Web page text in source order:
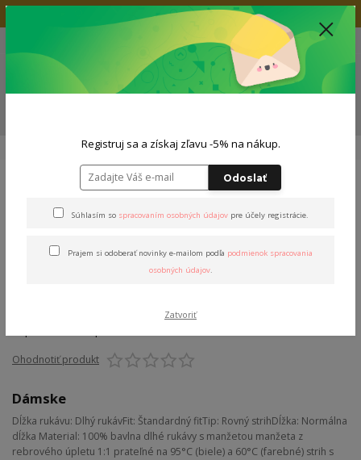
Doprava zadarmo nad 80€
0
0,00 EUR
Dámske tričká Tričko "Stašák"
Tričko "Stašák"
Ohodnotiť produkt
Dámske
Dĺžka rukávu: Dlhý rukávFit: Štandardný fitTip: Rovný strihDĺžka: Normálna
dĺžka Material: 100% bavlna dlhé rukávy s manžetou manžeta z
rebrového úpletu 1:1 prateľné na 95°C (biele) a 60°C (farebné) strih s
Registruj sa a získaj zľavu -5% na nákup.
Odoslať
Súhlasím so spracovaním osobných údajovpre účely registrácie.
Prajem si odoberať novinky e-mailom podľa podmienok spracovania
osobných údajov.
Zatvoriť